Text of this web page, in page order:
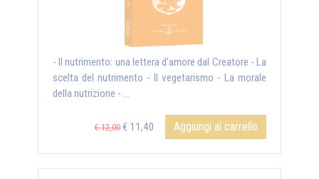
- Il nutrimento: una lettera d’amore dal Creatore - La
scelta del nutrimento - Il vegetarismo - La morale
della nutrizione - ...
€ 12,00 € 11,40 Aggiungi al carrello